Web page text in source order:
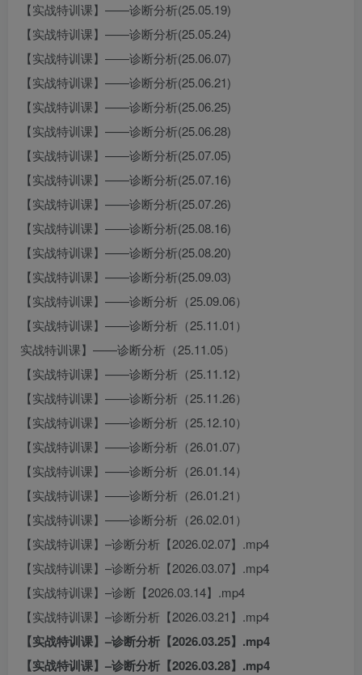
【实战特训课】——诊断分析(25.05.19)
【实战特训课】——诊断分析(25.05.24)
【实战特训课】——诊断分析(25.06.07)
【实战特训课】——诊断分析(25.06.21)
【实战特训课】——诊断分析(25.06.25)
【实战特训课】——诊断分析(25.06.28)
【实战特训课】——诊断分析(25.07.05)
【实战特训课】——诊断分析(25.07.16)
【实战特训课】——诊断分析(25.07.26)
【实战特训课】——诊断分析(25.08.16)
【实战特训课】——诊断分析(25.08.20)
【实战特训课】——诊断分析(25.09.03)
【实战特训课】——诊断分析（25.09.06）
【实战特训课】——诊断分析（25.11.01）
实战特训课】——诊断分析（25.11.05）
【实战特训课】——诊断分析（25.11.12）
【实战特训课】——诊断分析（25.11.26）
【实战特训课】——诊断分析（25.12.10）
【实战特训课】——诊断分析（26.01.07）
【实战特训课】——诊断分析（26.01.14）
【实战特训课】——诊断分析（26.01.21）
【实战特训课】——诊断分析（26.02.01）
【实战特训课】–诊断分析【2026.02.07】.mp4
【实战特训课】–诊断分析【2026.03.07】.mp4
【实战特训课】–诊断【2026.03.14】.mp4
【实战特训课】–诊断分析【2026.03.21】.mp4
【实战特训课】–诊断分析【2026.03.25】.mp4
【实战特训课】–诊断分析【2026.03.28】.mp4